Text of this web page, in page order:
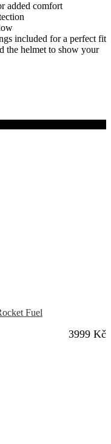
added comfort
included for a perfect fit
the helmet to show your
Fuel
3999 Kč